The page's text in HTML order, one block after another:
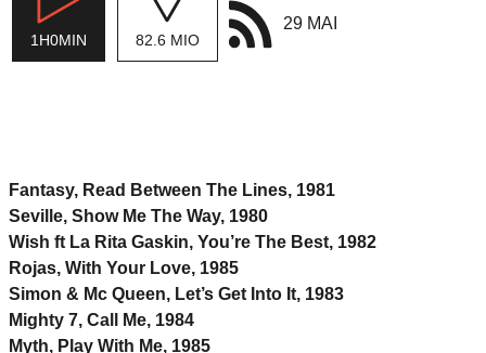
ACTIONS
1H0MIN 82.6 MIO
29 MAI
Fantasy, Read Between The Lines, 1981
Seville, Show Me The Way, 1980
Wish ft La Rita Gaskin, You’re The Best, 1982
Rojas, With Your Love, 1985
Simon & Mc Queen, Let’s Get Into It, 1983
Mighty 7, Call Me, 1984
Myth, Play With Me, 1985